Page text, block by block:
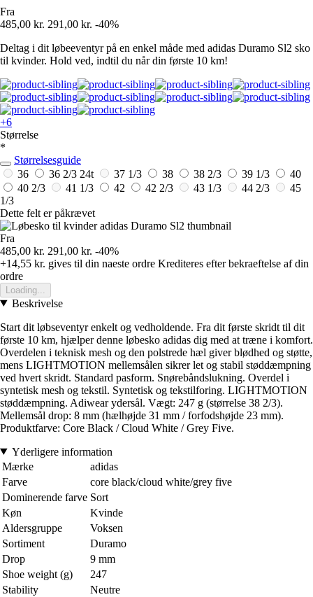
Fra
485,00 kr. 291,00 kr. -40%
Deltag i dit løbeeventyr på en enkel måde med adidas Duramo Sl2 sko
til kvinder. Hold ved, indtil du når din første 10 km!
+6
Størrelse
*
Størrelsesguide
36
36 2/3 24t 37 1/3 38 38 2/3 39 1/3
40
40 2/3
41 1/3 42 42 2/3 43 1/3 44 2/3
45
1/3
Dette felt er påkrævet
Fra
485,00 kr. 291,00 kr. -40%
+14,55 kr. gives til din naeste ordre Krediteres efter bekraeftelse af din
ordre
Loading...
Beskrivelse
Start dit løbseventyr enkelt og vedholdende. Fra dit første skridt til dit
første 10 km, hjælper denne løbesko adidas dig med at træne i komfort.
Overdelen i teknisk mesh og den polstrede hæl giver blødhed og støtte,
mens LIGHTMOTION mellemsålen sikrer let og stabil støddæmpning
ved hvert skridt. Standard pasform. Snørebåndslukning. Overdel i
syntetisk mesh og tekstil. Syntetisk og tekstilforing. LIGHTMOTION
støddæmpning. Adiwear ydersål. Vægt: 247 g (størrelse 38 2/3).
Mellemsål drop: 8 mm (hælhøjde 31 mm / forfodshøjde 23 mm).
Produktfarve: Core Black / Cloud White / Grey Five.
Yderligere information
Mærke
adidas
Farve
core black/cloud white/grey five
Dominerende farve Sort
Køn
Kvinde
Aldersgruppe
Voksen
Sortiment
Duramo
Drop
9 mm
Shoe weight (g)
247
Stability
Neutre